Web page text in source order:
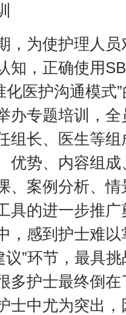
，为使护理人
知，正确使用
医护沟通模式
办专题培训，
组长、医生等
优势、内容组
、案例分析、
具的进一步推
，感到护士难
议”环节，最具
多护士最终倒
士中尤为突出